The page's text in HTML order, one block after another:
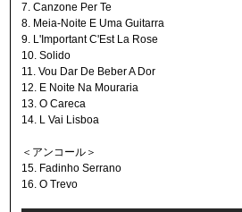
7. Canzone Per Te
8. Meia-Noite E Uma Guitarra
9. L'Important C'Est La Rose
10. Solido
11. Vou Dar De Beber A Dor
12. E Noite Na Mouraria
13. O Careca
14. L Vai Lisboa
＜アンコール＞
15. Fadinho Serrano
16. O Trevo